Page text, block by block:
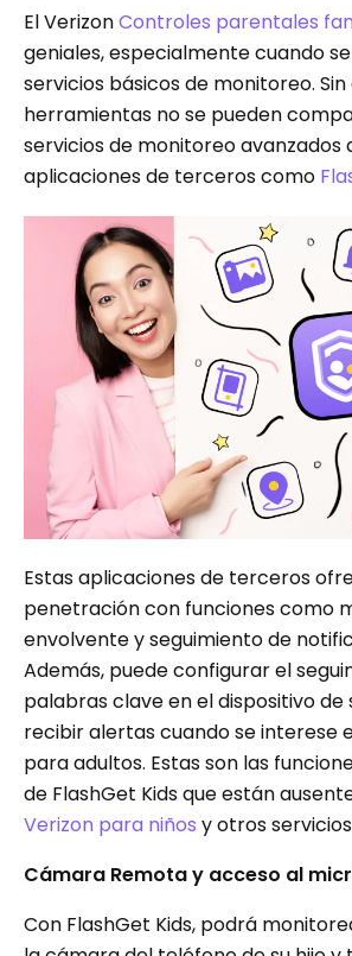
El VerizonControles parentales
geniales, especialmente cuando
servicios básicos de monitoreo.
herramientas no se pueden
servicios de monitoreo avanzados
aplicaciones de terceros como
Estas aplicaciones de terceros
penetración con funciones como
envolvente y seguimiento de
Además, puede configurar el
palabras clave en el dispositivo de
recibir alertas cuando se interese
para adultos. Estas son las
de FlashGet Kids que están
Verizon para niños y otros
Cámara Remota y acceso al
Con FlashGet Kids, podrá